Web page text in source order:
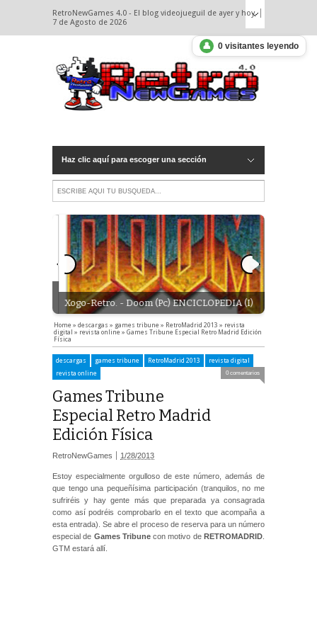
RetroNewGames 4.0 - El blog videojueguil de ayer y hoy.
7 de Agosto de 2026
Haz clic aquí para escoger una sección
Xogo-Retro. - Doom (Pc) ENCICLOPEDIA (I)
Home » descargas » games tribune » RetroMadrid 2013 » revista
digital » revista online » Games Tribune Especial Retro Madrid Edición
Física
descargas games tribune RetroMadrid 2013
revista digital
revista online
0 comentarios
Games Tribune
Especial Retro Madrid
Edición Física
1/28/2013
RetroNewGames
Estoy especialmente orgulloso de este número, además de
que tengo una pequeñísima participación (tranquilos, no me
sufriréis y hay gente más que preparada ya consagrada
como así podréis comprobarlo en el texto que acompaña a
esta entrada). Se abre el proceso de reserva para un número
especial de Games Tribunecon motivo deRETROMADRID
GTM estará allí.
👤 0 visitantes leyendo